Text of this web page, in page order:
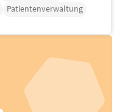
Patientenverwaltung